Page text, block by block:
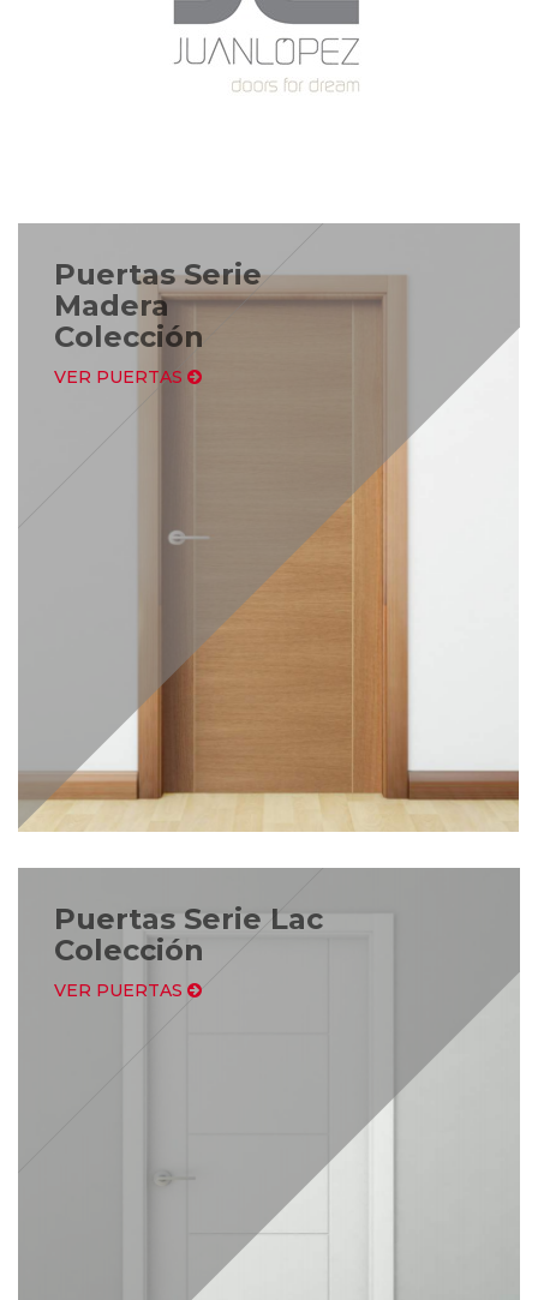
Puertas Serie
Madera
Colección
VER PUERTAS
Puertas Serie Lac
Colección
VER PUERTAS